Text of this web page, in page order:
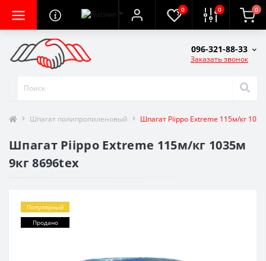
0 0 0
096-321-88-33
Заказать звонок
Шпагат полипропиленовый Шпагат Piippo Extreme 115м/кг
Шпагат Piippo Extreme 115м/кг 1035м
9кг 8696tex
Популярный
Продано